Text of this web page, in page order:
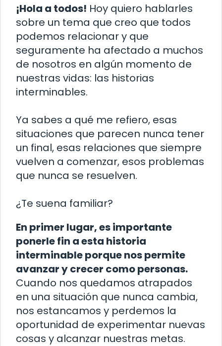
¡Hola a todos! Hoy quiero hablarles
sobre un tema que creo que todos
podemos relacionar y que
seguramente ha afectado a muchos
de nosotros en algún momento de
nuestras vidas: las historias
interminables.
Ya sabes a qué me refiero, esas
situaciones que parecen nunca tener
un final, esas relaciones que siempre
vuelven a comenzar, esos problemas
que nunca se resuelven.
¿Te suena familiar?
En primer lugar, es importante
ponerle fin a esta historia
interminable porque nos permite
avanzar y crecer como personas.
Cuando nos quedamos atrapados
en una situación que nunca cambia,
nos estancamos y perdemos la
oportunidad de experimentar nuevas
cosas y alcanzar nuestras metas.